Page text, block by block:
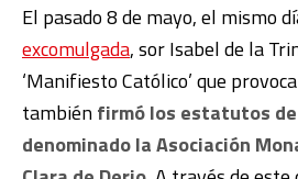
El pasado 8 de mayo, el mismo
excomulgada, sor Isabel de la
‘Manifiesto Católico’ que
tambiénfirmó los estatutos
denominado la Asociación